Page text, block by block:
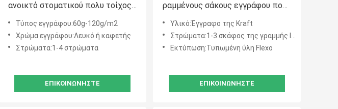
ανοικτό στοματικού πολυ τοίχος
εγγράφου ρουλεμάν φορτίων
τσαντών 25kg 50kg ισχυρό
Τύπος εγγράφου:60g-120g/m2
Χρώμα εγγράφου:Λευκό ή καφετής
Στρώματα:1-4 στρώματα
ΕΠΙΚΟΙΝΩΝΉΣΤΕ
ραμμένους σάκους εγγράφου πολυ
τοίχος αλευριού ζάχαρης σάκων
κατώτατου εγγράφου
αδιάβροχους
Υλικό:Έγγραφο της Kraft
Στρώματα:1-3 σκάφος της γραμμής layers+PE
Εκτύπωση:Τυπωμένη ύλη Flexo
ΕΠΙΚΟΙΝΩΝΉΣΤΕ